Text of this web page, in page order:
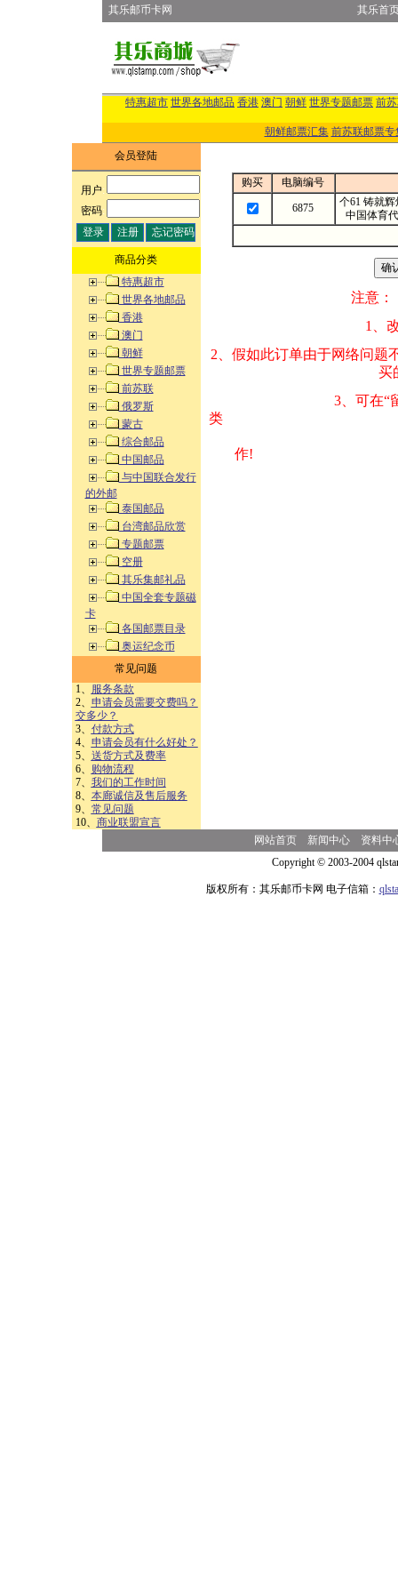
其乐邮币卡网 其乐首
特惠超市 世界各地邮品 香港 澳门 朝鲜 世界专题邮票 前
朝鲜邮票汇集 前苏联邮票专
会员登陆
用户:
密码:
商品分类
特惠超市
世界各地邮品
香港
澳门
朝鲜
世界专题邮票
前苏联
俄罗斯
蒙古
综合邮品
中国邮品
与中国联合发行
的外邮
泰国邮品
台湾邮品欣赏
专题邮票
空册
其乐集邮礼品
中国全套专题磁
卡
各国邮票目录
奥运纪念币
常见问题
1、
服务条款
2、 申请会员需要交费吗？
交多少？
3、 付款方式
4、 申请会员有什么好处？
5、 送货方式及费率
6、
购物流程
7、 我们的工作时间
8、 本廊诚信及售后服务
9、 常见问题
10、 商业联盟宣言
购买 电脑编号
6875
个61 铸就
中国体育
注意：
1、改变商品数量
2、假如此订单由
买的邮品的“
3、可在“
类 方式告之
作!
网站首页 新闻中心
资料中
Copyright © 2003-2004
版权所有：其乐邮币卡网 电子信箱：